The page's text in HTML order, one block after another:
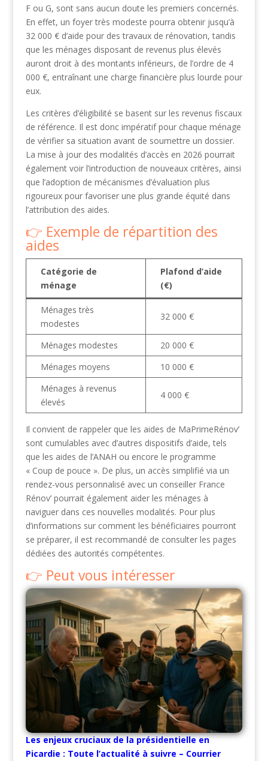
F ou G, sont sans aucun doute les premiers concernés.
En effet, un foyer très modeste pourra obtenir jusqu’à
32 000 € d’aide pour des travaux de rénovation, tandis
que les ménages disposant de revenus plus élevés
auront droit à des montants inférieurs, de l’ordre de 4
000 €, entraînant une charge financière plus lourde pour
eux.
Les critères d’éligibilité se basent sur les revenus fiscaux
de référence. Il est donc impératif pour chaque ménage
de vérifier sa situation avant de soumettre un dossier.
La mise à jour des modalités d’accès en 2026 pourrait
également voir l’introduction de nouveaux critères, ainsi
que l’adoption de mécanismes d’évaluation plus
rigoureux pour favoriser une plus grande équité dans
l’attribution des aides.
Exemple de répartition des
aides
Catégorie de
ménage
Plafond d’aide
(€)
Ménages très
modestes
32 000 €
Ménages modestes
20 000 €
Ménages moyens
10 000 €
Ménages à revenus
élevés
4 000 €
Il convient de rappeler que les aides de MaPrimeRénov’
sont cumulables avec d’autres dispositifs d’aide, tels
que les aides de l’ANAH ou encore le programme
« Coup de pouce ». De plus, un accès simplifié via un
rendez-vous personnalisé avec un conseiller France
Rénov’ pourrait également aider les ménages à
naviguer dans ces nouvelles modalités. Pour plus
d’informations sur comment les bénéficiaires pourront
se préparer, il est recommandé de consulter les pages
dédiées des autorités compétentes.
Peut vous intéresser
Les enjeux cruciaux de la présidentielle en
Picardie : Toute l’actualité à suivre – Courrier